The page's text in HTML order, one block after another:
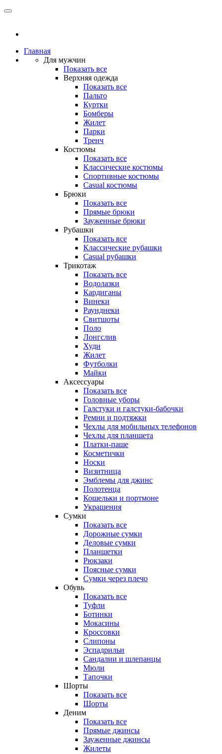
Главная
Для мужчин
Показать все
Верхняя одежда
Показать все
Пальто
Куртки
Бомберы
Жилет
Парки
Тренч
Костюмы
Показать все
Классические костюмы
Спортивные костюмы
Casual костюмы
Брюки
Показать все
Прямые брюки
Зауженные брюки
Рубашки
Показать все
Классические рубашки
Casual рубашки
Трикотаж
Показать все
Водолазки
Кардиганы
Винеки
Раунднеки
Свитшоты
Поло
Лонгслив
Худи
Жилет
Футболки
Майки
Аксессуары
Показать все
Головные уборы
Галстуки и галстуки-бабочки
Ремни и подтяжки
Чехлы для мобильных телефонов
Чехлы для планшета
Платки-паше
Косметички
Носки
Визитница
Эмблемы для джинс
Полотенца
Кошельки и портмоне
Украшения
Сумки
Показать все
Дорожные сумки
Деловые сумки
Планшетки
Рюкзаки
Поясные сумки
Сумки через плечо
Обувь
Показать все
Туфли
Ботинки
Мокасины
Кроссовки
Слипоны
Эспадрильи
Сандалии и шлепанцы
Мюли
Тапочки
Шорты
Показать все
Шорты
Деним
Показать все
Прямые джинсы
Зауженные джинсы
Жилеты